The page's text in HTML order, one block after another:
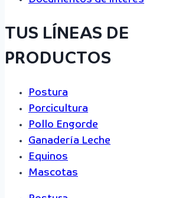
TUS LÍNEAS DE
PRODUCTOS
Postura
Porcicultura
Pollo Engorde
Ganadería Leche
Equinos
Mascotas